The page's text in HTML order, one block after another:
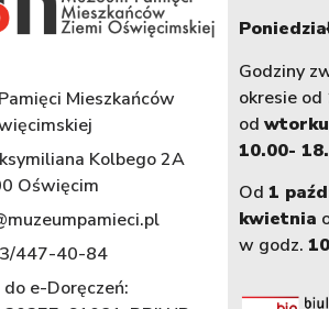
Mieszkańców
Kolbego 2A
Oświęcim
447-40-84
e-Doręczeń:
Godziny
okresie od
od wtorku
10.00-
Od 1
kwietnia
w godz.